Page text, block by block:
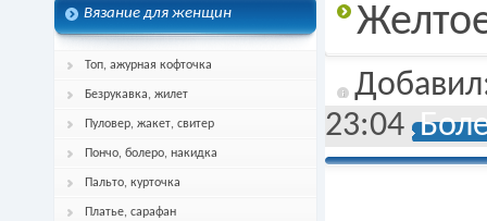
спицами, схема и описание
Вязание для женщин
Топ, ажурная кофточка
Безрукавка, жилет
Пуловер, жакет, свитер
Пончо, болеро, накидка
Пальто, курточка
Платье, сарафан
23:04